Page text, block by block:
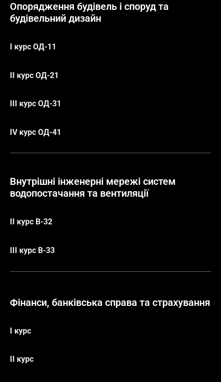
Опорядження будівель і споруд та
будівельний дизайн
І курс ОД-11
ІІ курс ОД-21
ІІІ курс ОД-31
ІV курс ОД-41
Внутрішні інженерні мережі систем
водопостачання та вентиляції
ІІ курс В-32
ІІІ курс В-33
Фінанси, банківська справа та страхування
І курс
ІІ курс